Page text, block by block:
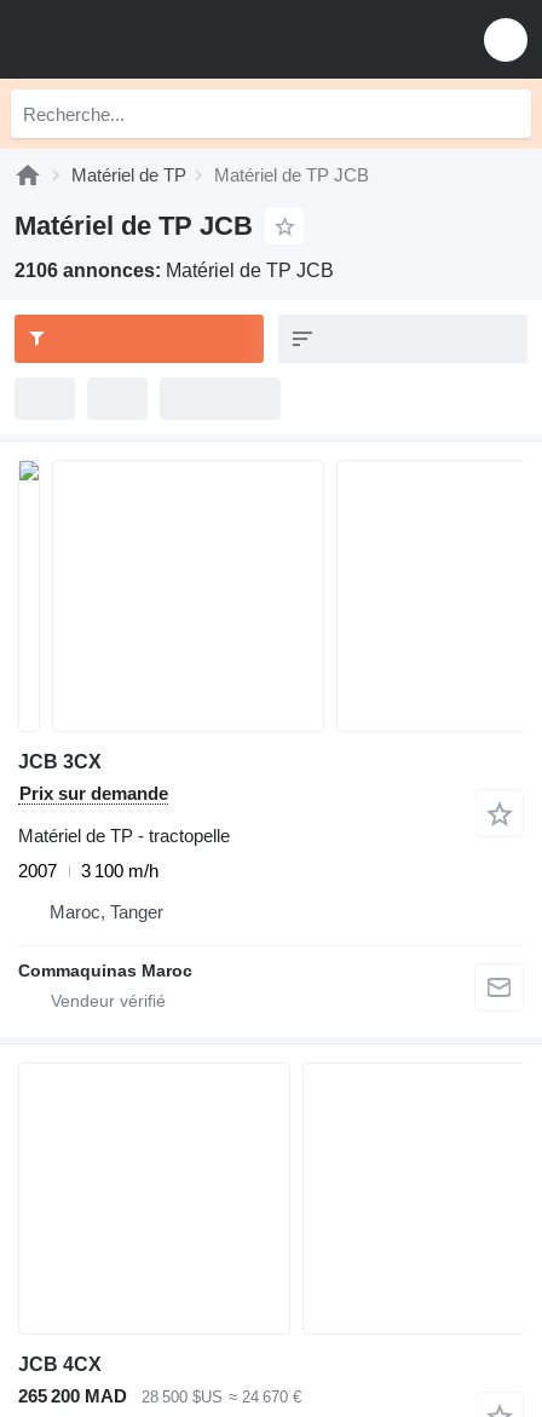
Matériel de TP Matériel de TP JCB
Matériel de TP JCB
2106 annonces: Matériel de TP JCB
JCB 3CX
Prix sur demande
Matériel de TP - tractopelle
2007
3 100 m/h
Maroc, Tanger
Commaquinas Maroc
JCB 4CX
265 200 MAD
28 500 $US ≈ 24 670 €